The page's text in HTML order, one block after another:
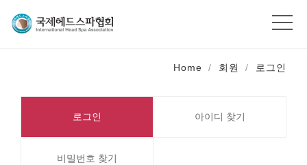
Home 회원 로그인
로그인 아이디 찾기
비밀번호 찾기